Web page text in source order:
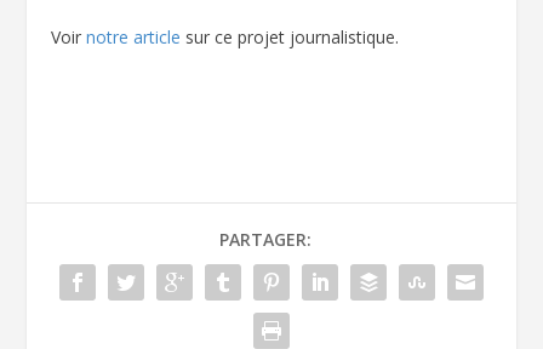
Voirnotre article sur ce projet journalistique.
PARTAGER: